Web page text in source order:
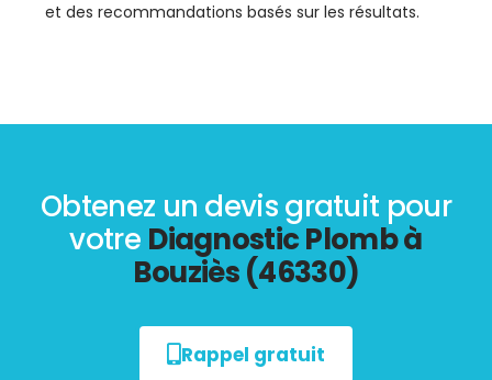
et des recommandations basés sur les résultats.
Obtenez un devis gratuit pour
votre Diagnostic Plomb à
Bouziès (46330)
Rappel gratuit